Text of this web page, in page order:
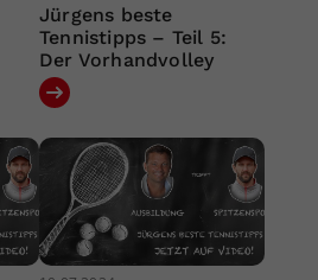
Jürgens beste
Tennistipps – Teil 5:
Der Vorhandvolley